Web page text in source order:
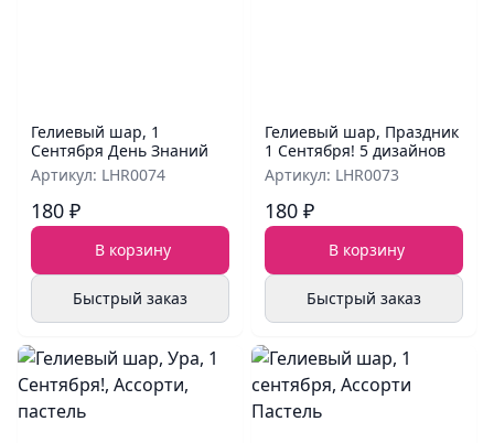
Гелиевый шар, 1
Сентября День Знаний
Артикул: LHR0074
180 ₽
В корзину
Быстрый заказ
Гелиевый шар, Праздник
1 Сентября! 5 дизайнов
Артикул: LHR0073
180 ₽
В корзину
Быстрый заказ